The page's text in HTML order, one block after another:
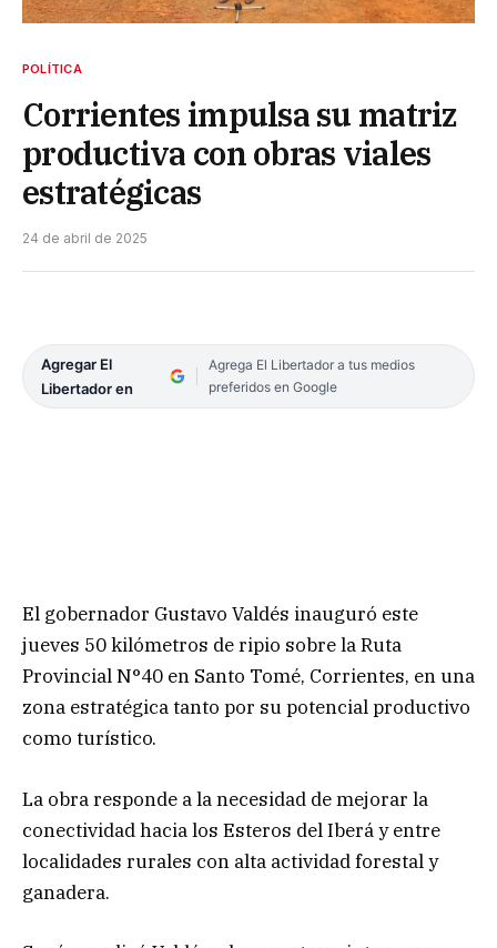
POLÍTICA
Corrientes impulsa su matriz
productiva con obras viales
estratégicas
24 de abril de 2025
Agregar El
Libertador en
Agrega El Libertador a tus medios
preferidos en Google
El gobernador Gustavo Valdés inauguró este
jueves 50 kilómetros de ripio sobre la Ruta
Provincial N°40 en Santo Tomé, Corrientes, en una
zona estratégica tanto por su potencial productivo
como turístico.
La obra responde a la necesidad de mejorar la
conectividad hacia los Esteros del Iberá y entre
localidades rurales con alta actividad forestal y
ganadera.